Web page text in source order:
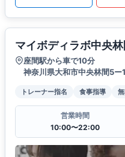
マイボディラボ中央
座間駅から車で10分
神奈川県大和市中央林間5
トレーナー指名 食事指導
営業時間
10:00〜22:00